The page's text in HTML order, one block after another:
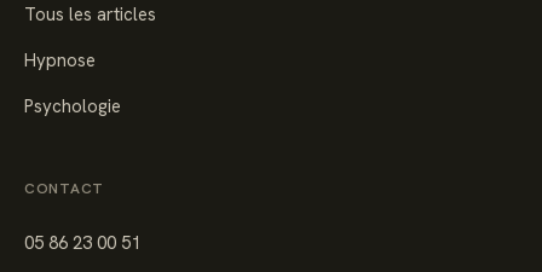
Tous les articles
Hypnose
Psychologie
CONTACT
05 86 23 00 51